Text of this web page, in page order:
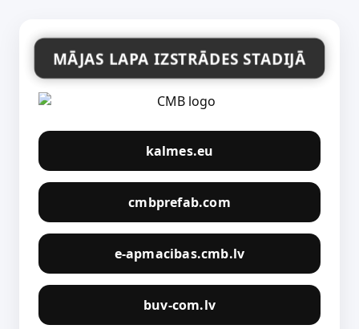
MĀJAS LAPA IZSTRĀDES STADIJĀ
kalmes.eu
cmbprefab.com
e-apmacibas.cmb.lv
buv-com.lv